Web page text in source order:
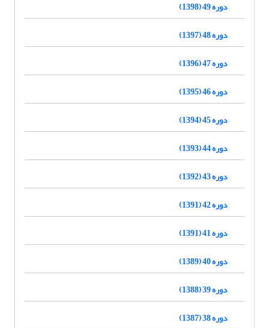
دوره 49 (1398)
دوره 48 (1397)
دوره 47 (1396)
دوره 46 (1395)
دوره 45 (1394)
دوره 44 (1393)
دوره 43 (1392)
دوره 42 (1391)
دوره 41 (1391)
دوره 40 (1389)
دوره 39 (1388)
دوره 38 (1387)